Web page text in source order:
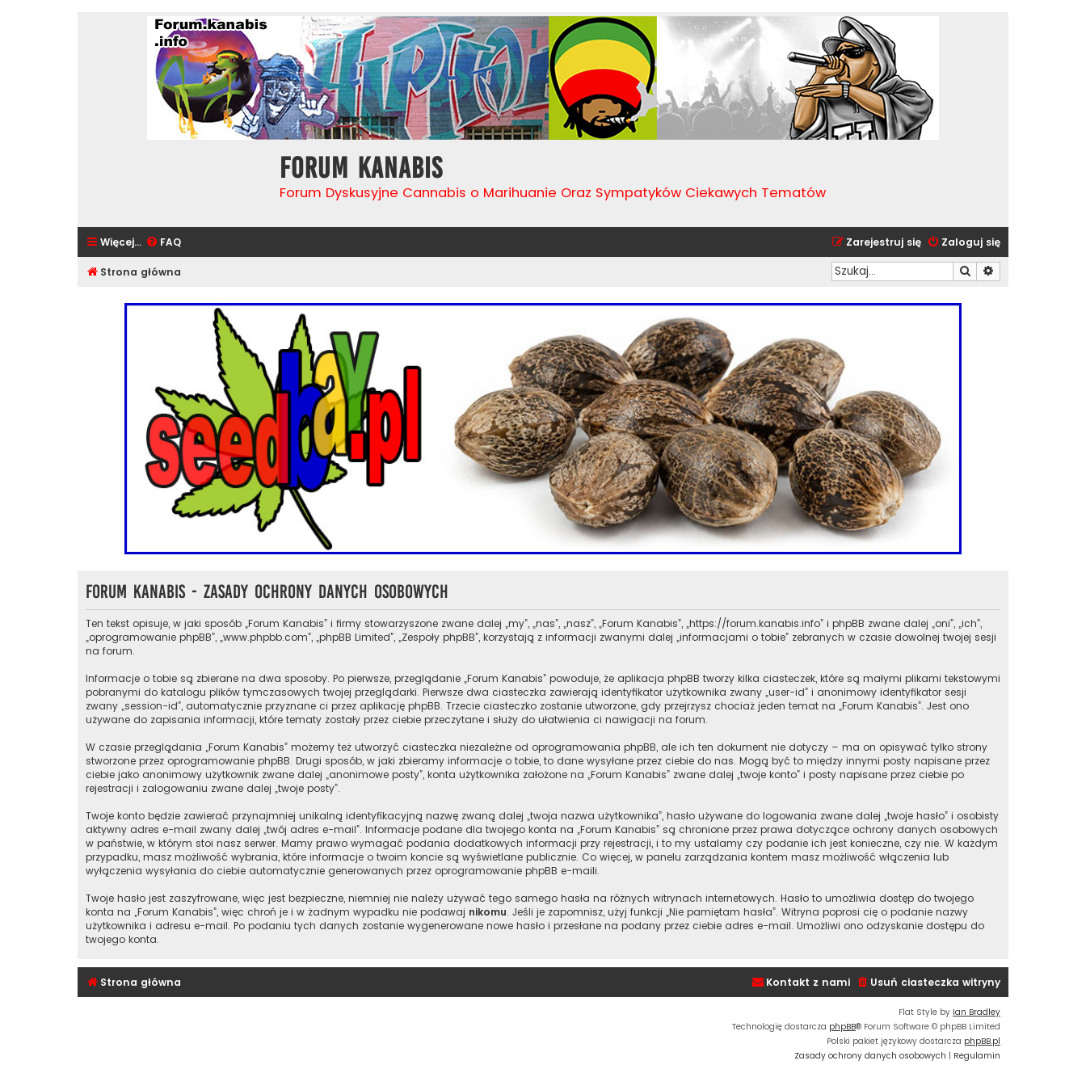
Forum Kanabis
Forum Dyskusyjne Cannabis o Marihuanie Oraz Sympatyków Ciekawych Tematów
Więcej… FAQ Zaloguj się
Zarejestruj się
Strona główna Szukaj
Forum Kanabis - Zasady ochrony danych osobowych
Ten tekst opisuje, w jaki sposób „Forum Kanabis” i firmy stowarzyszone zwane dalej „my”, „nas”, „nasz”, „Forum Kanabis”, „https://forum.kanabis.info” i phpBB zwane dalej „oni”, „ich”,
„oprogramowanie phpBB”, „www.phpbb.com”, „phpBB Limited”, „Zespoły phpBB”, korzystają z informacji zwanymi dalej „informacjami o tobie” zebranych w czasie dowolnej twojej sesji
na forum.
Informacje o tobie są zbierane na dwa sposoby. Po pierwsze, przeglądanie „Forum Kanabis” powoduje, że aplikacja phpBB tworzy kilka ciasteczek, które są małymi plikami tekstowymi
pobranymi do katalogu plików tymczasowych twojej przeglądarki. Pierwsze dwa ciasteczka zawierają identyfikator użytkownika zwany „user-id” i anonimowy identyfikator sesji
zwany „session-id”, automatycznie przyznane ci przez aplikację phpBB. Trzecie ciasteczko zostanie utworzone, gdy przejrzysz chociaż jeden temat na „Forum Kanabis”. Jest ono
używane do zapisania informacji, które tematy zostały przez ciebie przeczytane i służy do ułatwienia ci nawigacji na forum.
W czasie przeglądania „Forum Kanabis” możemy też utworzyć ciasteczka niezależne od oprogramowania phpBB, ale ich ten dokument nie dotyczy – ma on opisywać tylko strony
stworzone przez oprogramowanie phpBB. Drugi sposób, w jaki zbieramy informacje o tobie, to dane wysyłane przez ciebie do nas. Mogą być to między innymi posty napisane przez
ciebie jako anonimowy użytkownik zwane dalej „anonimowe posty”, konta użytkownika założone na „Forum Kanabis” zwane dalej „twoje konto” i posty napisane przez ciebie po
rejestracji i zalogowaniu zwane dalej „twoje posty”.
Twoje konto będzie zawierać przynajmniej unikalną identyfikacyjną nazwę zwaną dalej „twoja nazwa użytkownika”, hasło używane do logowania zwane dalej „twoje hasło” i osobisty
aktywny adres e-mail zwany dalej „twój adres e-mail”. Informacje podane dla twojego konta na „Forum Kanabis” są chronione przez prawa dotyczące ochrony danych osobowych
w państwie, w którym stoi nasz serwer. Mamy prawo wymagać podania dodatkowych informacji przy rejestracji, i to my ustalamy czy podanie ich jest konieczne, czy nie. W każdym
przypadku, masz możliwość wybrania, które informacje o twoim koncie są wyświetlane publicznie. Co więcej, w panelu zarządzania kontem masz możliwość włączenia lub
wyłączenia wysyłania do ciebie automatycznie generowanych przez oprogramowanie phpBB e-maili.
Twoje hasło jest zaszyfrowane, więc jest bezpieczne, niemniej nie należy używać tego samego hasła na różnych witrynach internetowych. Hasło to umożliwia dostęp do twojego
konta na „Forum Kanabis”, więc chroń je i w żadnym wypadku nie podawaj nikomu. Jeśli je zapomnisz, użyj funkcji „Nie pamiętam hasła”. Witryna poprosi cię o podanie nazwy
użytkownika i adresu e-mail. Po podaniu tych danych zostanie wygenerowane nowe hasło i przesłane na podany przez ciebie adres e-mail. Umożliwi ono odzyskanie dostępu do
twojego konta.
Strona główna Usuń ciasteczka witryny
Kontakt z nami
Flat Style by Ian Bradley
Technologię dostarcza phpBB® Forum Software © phpBB Limited
Polski pakiet językowy dostarcza phpBB.pl
Zasady ochrony danych osobowych | Regulamin